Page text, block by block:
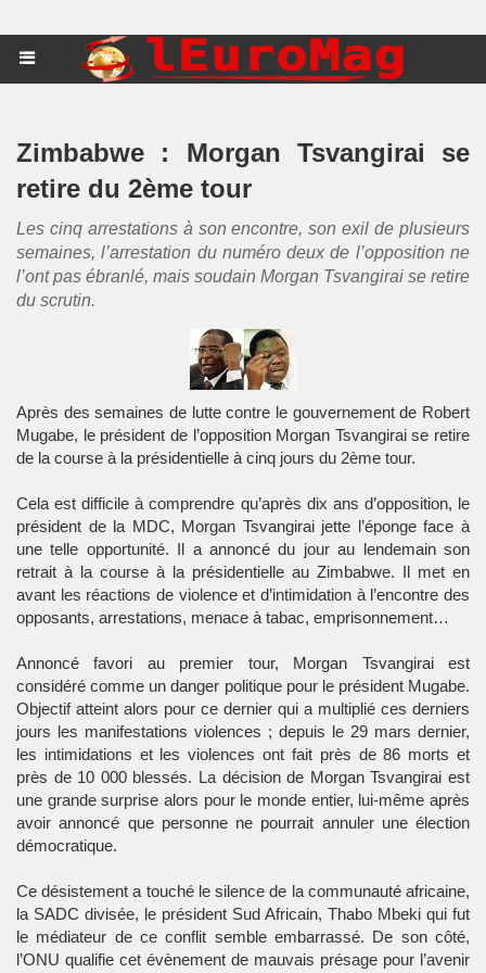
Zimbabwe : Morgan Tsvangirai se
retire du 2ème tour
Les cinq arrestations à son encontre, son exil de plusieurs
semaines, l’arrestation du numéro deux de l’opposition ne
l’ont pas ébranlé, mais soudain Morgan Tsvangirai se retire
du scrutin.
Après des semaines de lutte contre le gouvernement de Robert
Mugabe, le président de l’opposition Morgan Tsvangirai se retire
de la course à la présidentielle à cinq jours du 2ème tour.
Cela est difficile à comprendre qu’après dix ans d’opposition, le
président de la MDC, Morgan Tsvangirai jette l’éponge face à
une telle opportunité. Il a annoncé du jour au lendemain son
retrait à la course à la présidentielle au Zimbabwe. Il met en
avant les réactions de violence et d’intimidation à l’encontre des
opposants, arrestations, menace à tabac, emprisonnement…
Annoncé favori au premier tour, Morgan Tsvangirai est
considéré comme un danger politique pour le président Mugabe.
Objectif atteint alors pour ce dernier qui a multiplié ces derniers
jours les manifestations violences ; depuis le 29 mars dernier,
les intimidations et les violences ont fait près de 86 morts et
près de 10 000 blessés. La décision de Morgan Tsvangirai est
une grande surprise alors pour le monde entier, lui-même après
avoir annoncé que personne ne pourrait annuler une élection
démocratique.
Ce désistement a touché le silence de la communauté africaine,
la SADC divisée, le président Sud Africain, Thabo Mbeki qui fut
le médiateur de ce conflit semble embarrassé. De son côté,
l’ONU qualifie cet évènement de mauvais présage pour l’avenir